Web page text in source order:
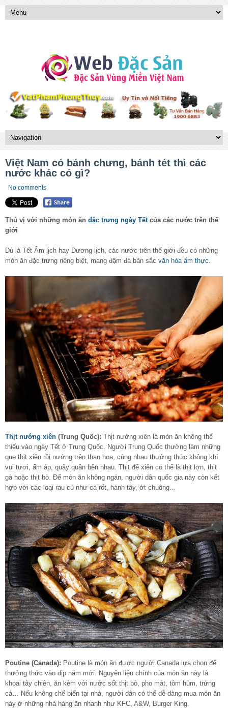
Việt Nam có bánh chưng, bánh tét thì các
nước khác có gì?
No comments
Thú vị với những món ăn đặc trưng ngày Tếtcủa các nước trên thế
giới
Dù là Tết Âm lịch hay Dương lịch, các nước trên thế giới đều có những
món ăn đặc trưng riêng biệt, mang đậm đà bản sắc văn hóa ẩm thực.
Thịt nướng xiên (Trung Quốc): Thịt nướng xiên là món ăn không thể
thiếu vào ngày Tết ở Trung Quốc. Người Trung Quốc thường làm những
que thịt xiên rồi nướng trên than hoa, cùng nhau thưởng thức không khí
vui tươi, ấm áp, quây quần bên nhau. Thịt để xiên có thể là thịt lợn, thịt
gà hoặc thịt bò. Để món ăn không ngán, người dân quốc gia này còn kết
hợp với các loại rau củ như cà rốt, hành tây, ớt chuông…
Poutine (Canada): Poutine là món ăn được người Canada lựa chọn để
thưởng thức vào dịp năm mới. Nguyên liệu chính của món ăn này là
khoai tây chiên, ăn kèm với nước sốt thịt bò, pho mát, tôm hùm, trứng
cá… Nếu không chế biến tại nhà, người dân có thể dễ dàng mua món ăn
này ở những nhà hàng ăn nhanh như KFC, A&W, Burger King.